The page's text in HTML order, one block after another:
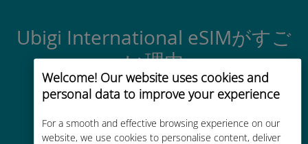
Welcome! Our website uses cookies and
personal data to improve your experience
For a smooth and effective browsing experience on our
website, we use cookies to personalise content, deliver
Ubigi International eSIMがすご
い理由